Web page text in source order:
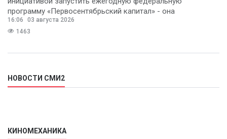
программу «Первосентябрьский капитал» - она
предполагает
16:06
03 августа 2026
1463
НОВОСТИ СМИ2
КИНОМЕХАНИКА